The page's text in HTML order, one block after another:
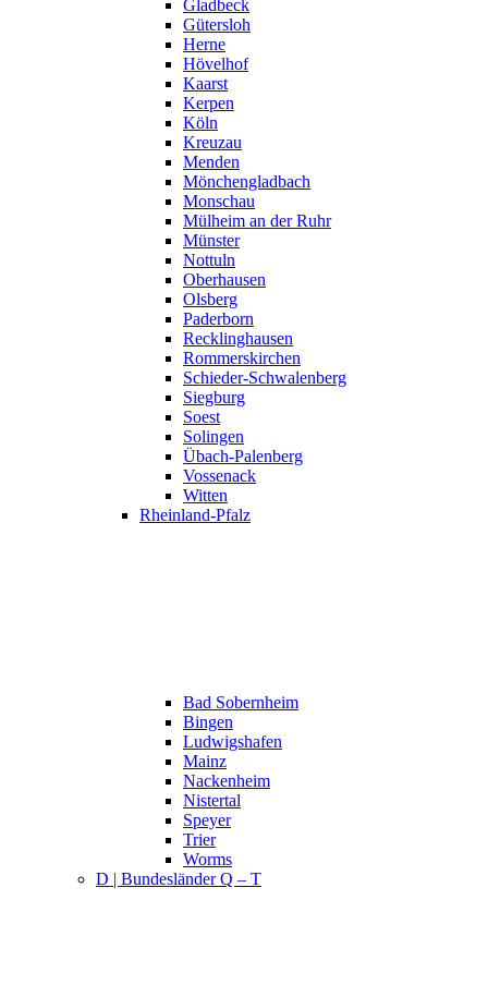
Gladbeck
Gütersloh
Herne
Hövelhof
Kaarst
Kerpen
Köln
Kreuzau
Menden
Mönchengladbach
Monschau
Mülheim an der Ruhr
Münster
Nottuln
Oberhausen
Olsberg
Paderborn
Recklinghausen
Rommerskirchen
Schieder-Schwalenberg
Siegburg
Soest
Solingen
Übach-Palenberg
Vossenack
Witten
Rheinland-Pfalz
Bad Sobernheim
Bingen
Ludwigshafen
Mainz
Nackenheim
Nistertal
Speyer
Trier
Worms
D | Bundesländer Q – T